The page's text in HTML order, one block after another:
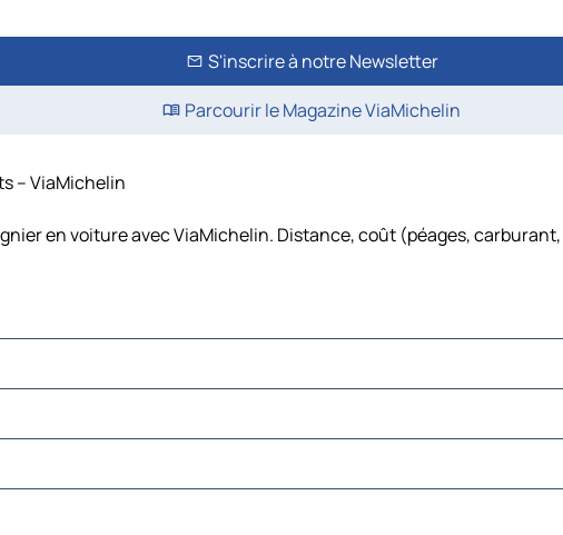
S'inscrire à notre Newsletter
Parcourir le Magazine ViaMichelin
– ViaMichelin
en voiture avec ViaMichelin. Distance, coût (péages,